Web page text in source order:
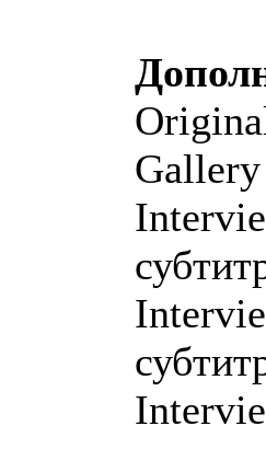
Gallery